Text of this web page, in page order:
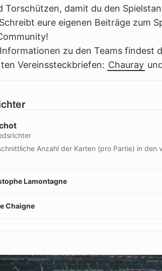
Torschützen, damit du den
eure eigenen Beiträge zum
zu den Teams findest
Vereinssteckbriefen: Chauray
Anzahl der Karten (pro Partie) in den
Lamontagne
Chaigne